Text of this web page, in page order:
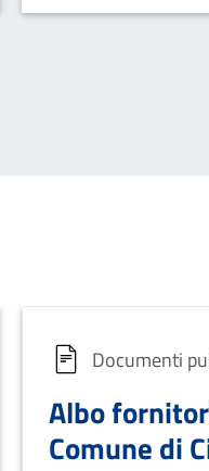
Documenti
Albo
Comune di